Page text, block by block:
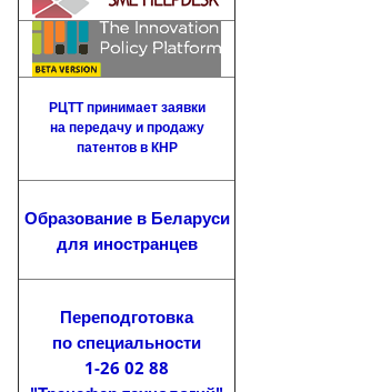
РЦТТ принимает заявки
на передачу и продажу
патентов в КНР
Образование в Беларуси
для иностранцев
Переподготовка
по специальности
1-26 02 88